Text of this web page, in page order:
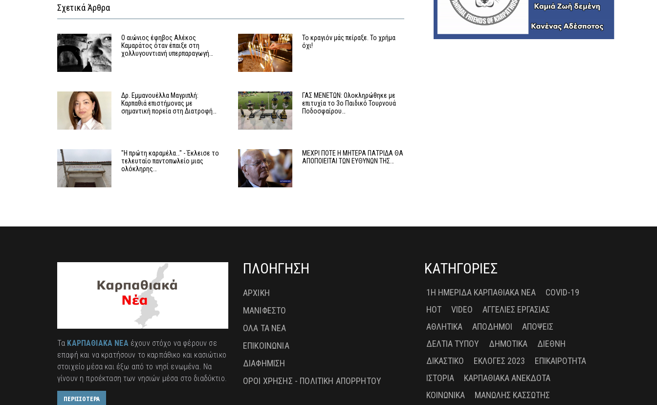
Σχετικά Άρθρα
Ο αιώνιος έφηβος Αλέκος
Καμαράτος όταν έπαιξε στη
χολλυγουντιανή υπερπαραγωγή…
Το κραγιόν μάς πείραξε. Το χρήμα
όχι!
Δρ. Εμμανουέλλα Μαγριπλή:
Καρπαθιά επιστήμονας με
σημαντική πορεία στη Διατροφή…
ΓΑΣ ΜΕΝΕΤΩΝ: Ολοκληρώθηκε με
επιτυχία το 3ο Παιδικό Τουρνουά
Ποδοσφαίρου…
"Η πρώτη καραμέλα…" - Έκλεισε το
τελευταίο παντοπωλείο μιας
ολόκληρης…
ΜΕΧΡΙ ΠΟΤΕ Η ΜΗΤΕΡΑ ΠΑΤΡΙΔΑ ΘΑ
ΑΠΟΠΟΙΕΙΤΑΙ ΤΩΝ ΕΥΘΥΝΩΝ ΤΗΣ…
Τα ΚΑΡΠΑΘΙΑΚΑ ΝΕΑ έχουν στόχο να φέρουν σε
επαφή και να κρατήσουν το καρπάθικο και κασιώτικο
στοιχείο μέσα και έξω από το νησί ενωμένα. Να
γίνουν η προέκταση των νησιών μέσα στο διαδύκτιο.
ΠΕΡΙΣΣΟΤΕΡΑ
ΠΛΟΗΓΗΣΗ
ΑΡΧΙΚΗ
ΜΑΝΙΦΕΣΤΟ
ΟΛΑ ΤΑ ΝΕΑ
ΕΠΙΚΟΙΝΩΝΙΑ
ΔΙΑΦΗΜΙΣΗ
ΟΡΟΙ ΧΡΗΣΗΣ - ΠΟΛΙΤΙΚΗ ΑΠΟΡΡΗΤΟΥ
ΚΑΤΗΓΟΡΙΕΣ
1Η ΗΜΕΡΊΔΑ ΚΑΡΠΑΘΙΑΚΆ ΝΈΑ
COVID-19
HOT
VIDEO
ΑΓΓΕΛΊΕΣ ΕΡΓΑΣΊΑΣ
ΑΘΛΗΤΙΚΆ
ΑΠΌΔΗΜΟΙ
ΑΠΌΨΕΙΣ
ΔΕΛΤΊΑ ΤΎΠΟΥ
ΔΗΜΟΤΙΚΆ
ΔΙΕΘΝΉ
ΔΙΚΑΣΤΙΚΌ
ΕΚΛΟΓΈΣ 2023
ΕΠΙΚΑΙΡΌΤΗΤΑ
ΙΣΤΟΡΊΑ
ΚΑΡΠΑΘΙΑΚΆ ΑΝΈΚΔΟΤΑ
ΚΟΙΝΩΝΙΚΆ
ΜΑΝΏΛΗΣ ΚΑΣΣΏΤΗΣ